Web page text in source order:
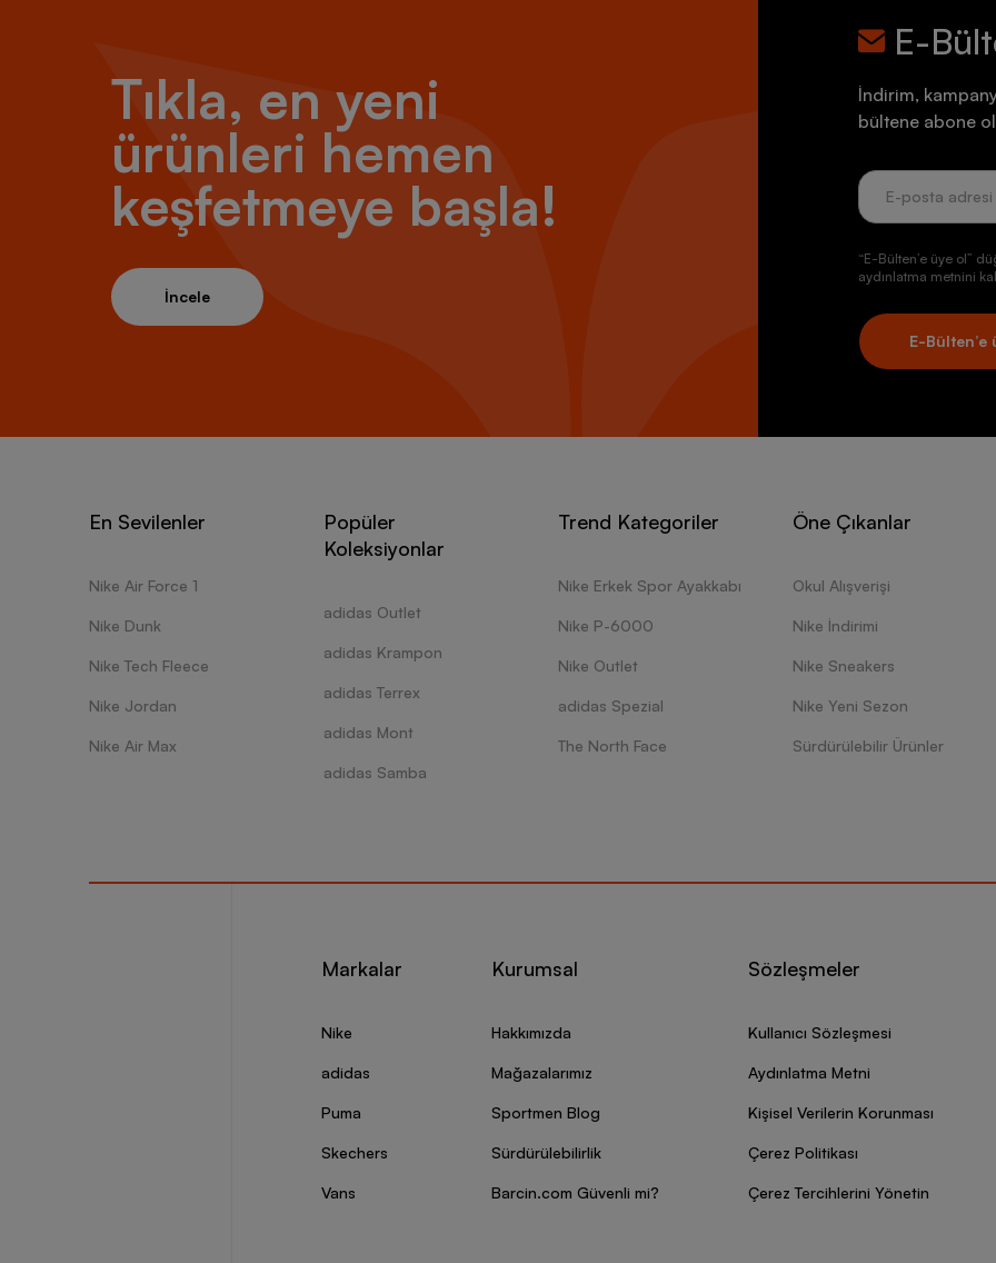
Tıkla, en yeni
ürünleri hemen
keşfetmeye başla!
İncele
E-
İndirim,
bültene abone
“E-Bülten’e üye ol”
aydınlatma metnini
E-Bülten’e
En Sevilenler
Nike Air Force 1
Nike Dunk
Nike Tech Fleece
Nike Jordan
Nike Air Max
Popüler
Koleksiyonlar
adidas Outlet
adidas Krampon
adidas Terrex
adidas Mont
adidas Samba
Trend Kategoriler
Nike Erkek Spor Ayakkabı
Nike P-6000
Nike Outlet
adidas Spezial
The North Face
Öne Çıkanlar
Okul Alışverişi
Nike İndirimi
Nike Sneakers
Nike Yeni Sezon
Sürdürülebilir Ürünler
Markalar
Nike
adidas
Puma
Skechers
Vans
Kurumsal
Hakkımızda
Mağazalarımız
Sportmen Blog
Sürdürülebilirlik
Barcin.com Güvenli mi?
Sözleşmeler
Kullanıcı Sözleşmesi
Aydınlatma Metni
Kişisel Verilerin Korunması
Çerez Politikası
Çerez Tercihlerini Yönetin